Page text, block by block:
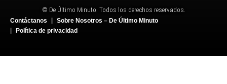
© De Último Minuto. Todos los derechos reservados.
Contáctanos
Sobre Nosotros – De Último Minuto
Política de privacidad